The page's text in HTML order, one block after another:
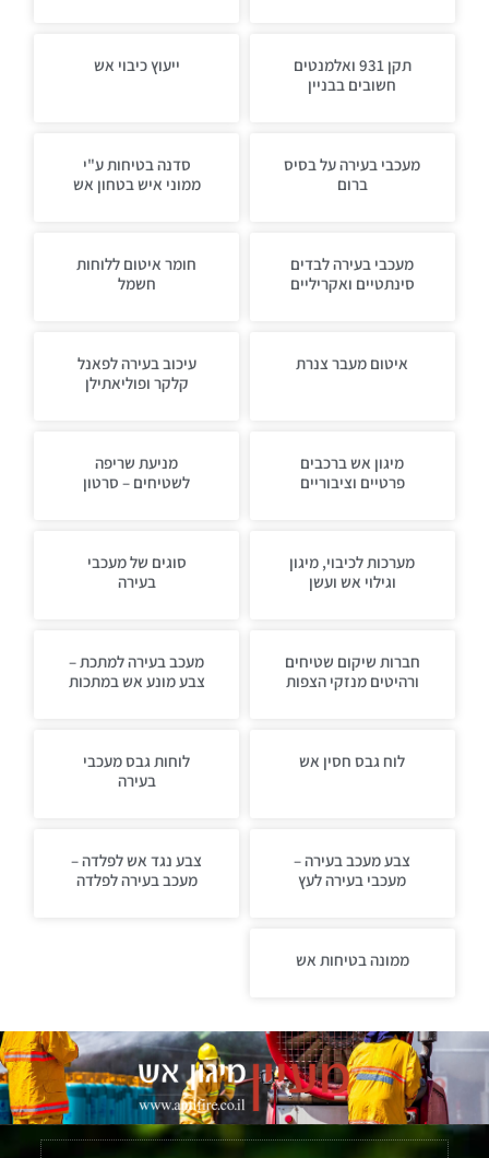
תקן 931 ואלמנטים
חשובים בבניין
ייעוץ כיבוי אש
מעכבי בעירה על בסיס
ברום
סדנה בטיחות ע"י
ממוני איש בטחון אש
מעכבי בעירה לבדים
סינתטיים ואקריליים
חומר איטום ללוחות
חשמל
איטום מעבר צנרת
עיכוב בעירה לפאנל
קלקר ופוליאתילן
מיגון אש ברכבים
פרטיים וציבוריים
מניעת שריפה
לשטיחים – סרטון
מערכות לכיבוי, מיגון
וגילוי אש ועשן
סוגים של מעכבי
בעירה
חברות שיקום שטיחים
ורהיטים מנזקי הצפות
מעכב בעירה למתכת –
צבע מונע אש במתכות
לוח גבס חסין אש
לוחות גבס מעכבי
בעירה
צבע מעכב בעירה –
מעכבי בעירה לעץ
צבע נגד אש לפלדה –
מעכב בעירה לפלדה
ממונה בטיחות אש